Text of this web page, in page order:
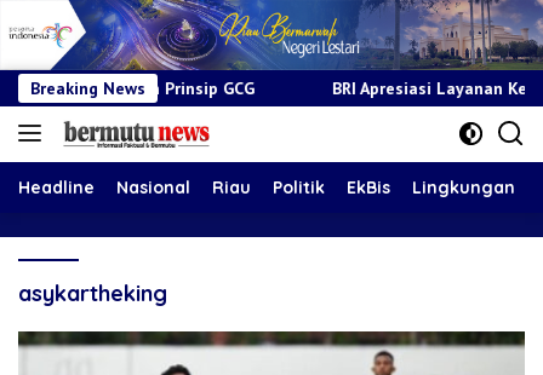
Breaking News
dan Prinsip GCG BRI Apresiasi Layanan Kepada
Headline Nasional Riau Politik EkBis Lingkungan
asykartheking